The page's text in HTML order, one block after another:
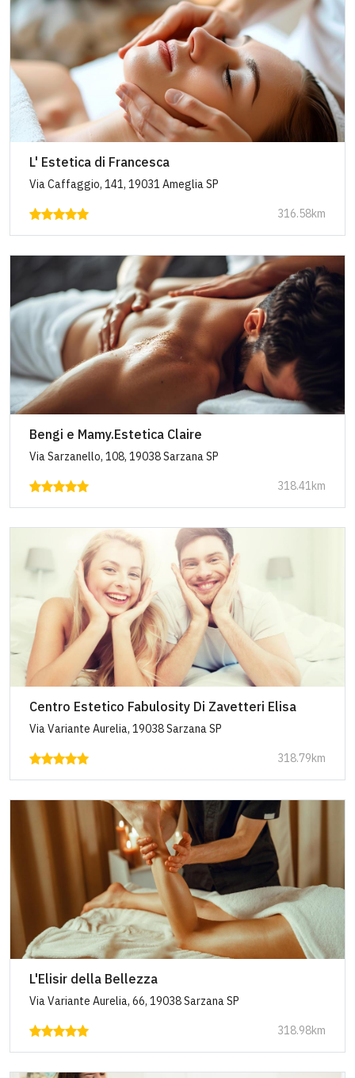
L' Estetica di Francesca
Via Caffaggio, 141, 19031 Ameglia SP
316.58km
Bengi e Mamy.Estetica Claire
Via Sarzanello, 108, 19038 Sarzana SP
318.41km
Centro Estetico Fabulosity Di Zavetteri Elisa
Via Variante Aurelia, 19038 Sarzana SP
318.79km
L'Elisir della Bellezza
Via Variante Aurelia, 66, 19038 Sarzana SP
318.98km